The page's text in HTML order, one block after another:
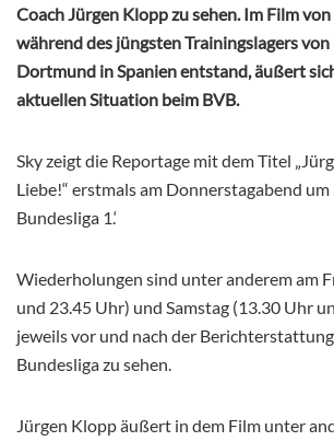
Coach Jürgen Klopp zu sehen. Im Film
während des jüngsten Trainingslagers von
Dortmund in Spanien entstand, äußert
aktuellen Situation beim BVB.
Sky zeigt die Reportage mit dem Titel
Liebe!“ erstmals am Donnerstagabend um
Bundesliga 1.‘
Wiederholungen sind unter anderem am
und 23.45 Uhr) und Samstag (13.30 Uhr
jeweils vor und nach der
Bundesliga zu sehen.
Jürgen Klopp äußert in dem Film unter